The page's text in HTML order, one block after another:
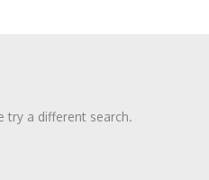
try a different search.